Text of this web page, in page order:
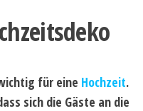
für eine Hochzeit.
sich die Gäste an die